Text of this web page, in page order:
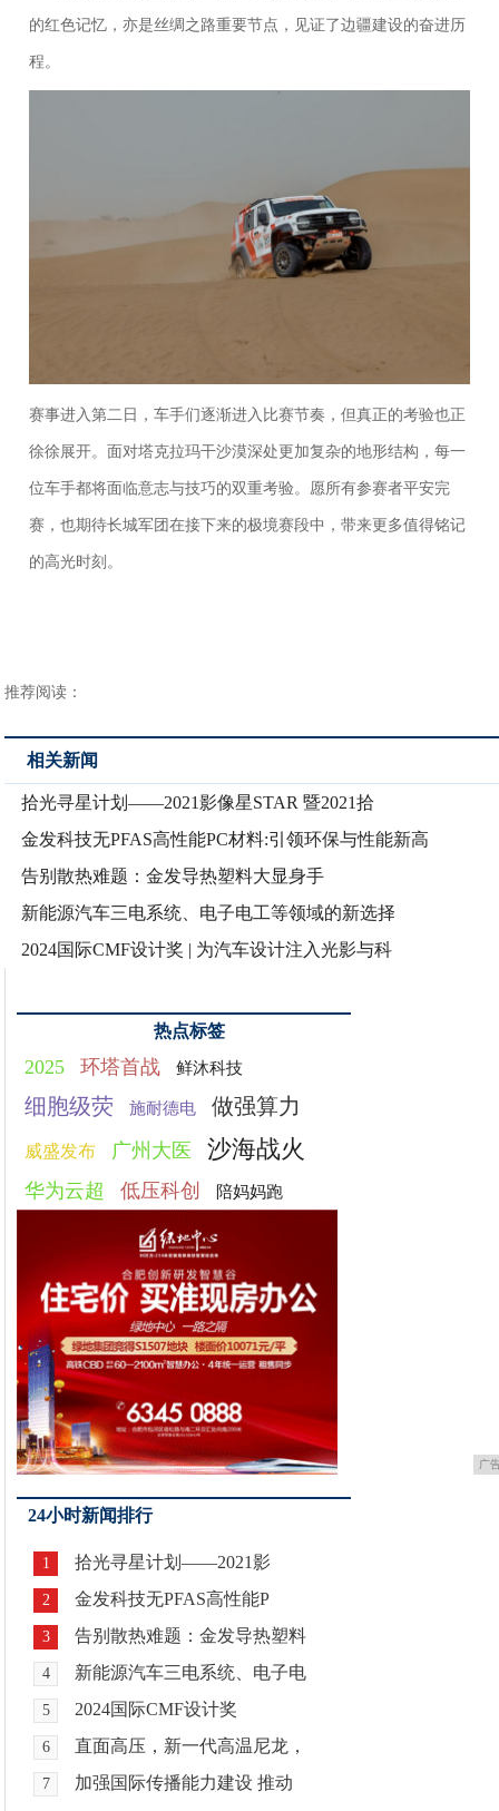
的红色记忆，亦是丝绸之路重要节点，见证了边疆建设的奋进历
程。
赛事进入第二日，车手们逐渐进入比赛节奏，但真正的考验也正
徐徐展开。面对塔克拉玛干沙漠深处更加复杂的地形结构，每一
位车手都将面临意志与技巧的双重考验。愿所有参赛者平安完
赛，也期待长城军团在接下来的极境赛段中，带来更多值得铭记
的高光时刻。
推荐阅读：
相关新闻
拾光寻星计划——2021影像星STAR 暨2021拾
金发科技无PFAS高性能PC材料:引领环保与性能新高
告别散热难题：金发导热塑料大显身手
新能源汽车三电系统、电子电工等领域的新选择
2024国际CMF设计奖 | 为汽车设计注入光影与科
热点标签
2025 环塔首战 鲜沐科技
细胞级荧 施耐德电 做强算力
威盛发布 广州大医 沙海战火
华为云超 低压科创 陪妈妈跑
广
24小时新闻排行
1 拾光寻星计划——2021影
2 金发科技无PFAS高性能P
3 告别散热难题：金发导热塑料
4 新能源汽车三电系统、电子电
5 2024国际CMF设计奖
6 直面高压，新一代高温尼龙，
7 加强国际传播能力建设 推动